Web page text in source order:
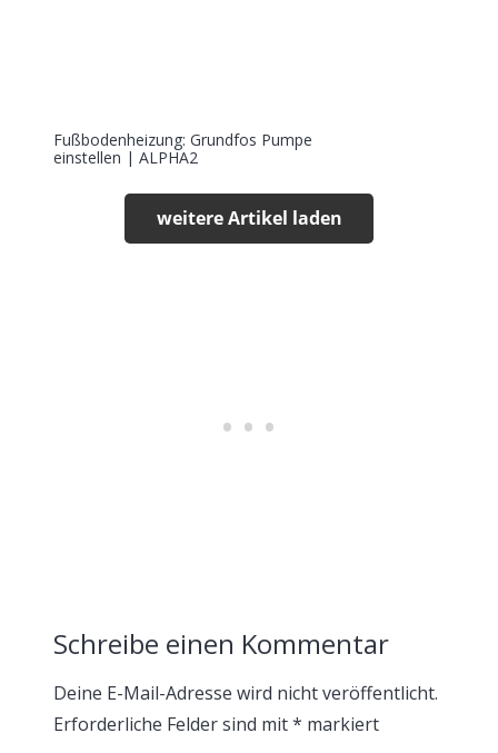
Fußbodenheizung: Grundfos Pumpe
einstellen | ALPHA2
weitere Artikel laden
Schreibe einen Kommentar
Deine E-Mail-Adresse wird nicht veröffentlicht.
Erforderliche Felder sind mit* markiert